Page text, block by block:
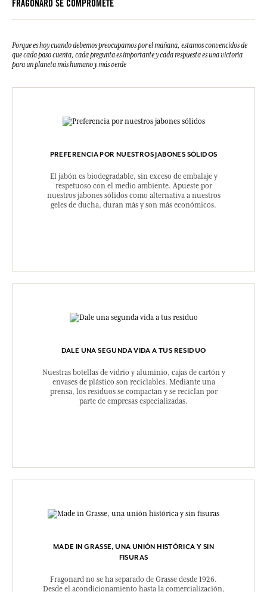
FRAGONARD SE COMPROMETE
Porque es hoy cuando debemos preocuparnos por el mañana, estamos convencidos de
que cada paso cuenta, cada pregunta es importante y cada respuesta es una victoria
para un planeta más humano y más verde
PREFERENCIA POR NUESTROS JABONES SÓLIDOS
El jabón es biodegradable, sin exceso de embalaje y
respetuoso con el medio ambiente. Apueste por
nuestros jabones sólidos como alternativa a nuestros
geles de ducha, duran más y son más económicos.
DALE UNA SEGUNDA VIDA A TUS RESIDUO
Nuestras botellas de vidrio y aluminio, cajas de cartón y
envases de plástico son reciclables. Mediante una
prensa, los residuos se compactan y se reciclan por
parte de empresas especializadas.
MADE IN GRASSE, UNA UNIÓN HISTÓRICA Y SIN
FISURAS
Fragonard no se ha separado de Grasse desde 1926.
Desde el acondicionamiento hasta la comercialización,